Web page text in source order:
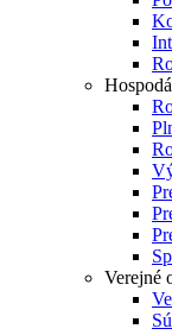
Verejné